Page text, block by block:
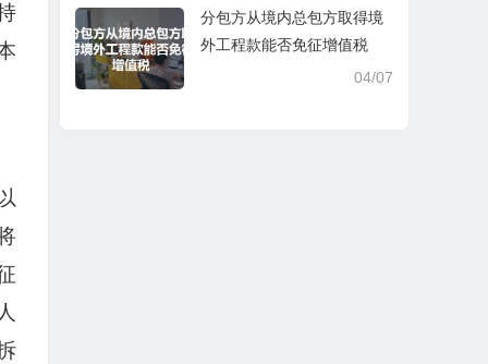
分包方从境内总包方取得境
外工程款能否免征增值税
04/07